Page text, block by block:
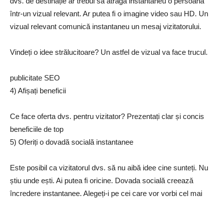
într-un vizual relevant. Ar putea fi o imagine video sau HD. Un
vizual relevant comunică instantaneu un mesaj vizitatorului.
Vindeți o idee strălucitoare? Un astfel de vizual va face trucul.
publicitate SEO
4) Afișați beneficii
Ce face oferta dvs. pentru vizitator? Prezentați clar și concis
beneficiile de top
5) Oferiți o dovadă socială instantanee
Este posibil ca vizitatorul dvs. să nu aibă idee cine sunteți. Nu
știu unde ești. Ai putea fi oricine. Dovada socială creează
încredere instantanee. Alegeți-i pe cei care vor vorbi cel mai